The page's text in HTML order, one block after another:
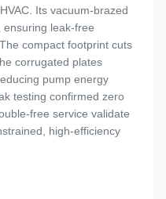
Its vacuum-brazed
leak-free
compact footprint cuts
corrugated plates
pump energy
testing confirmed zero
free service validate
high-efficiency